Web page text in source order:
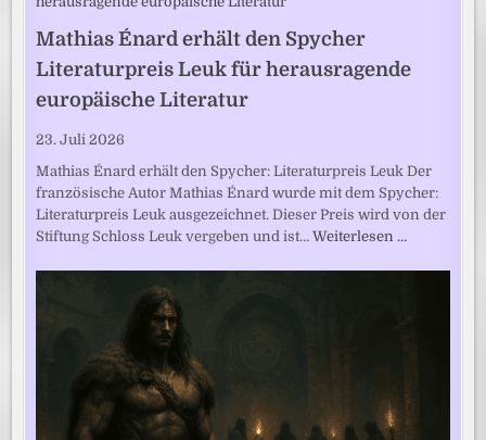
Mathias Énard erhält den Spycher
Literaturpreis Leuk für herausragende
europäische Literatur
23. Juli 2026
Mathias Énard erhält den Spycher: Literaturpreis Leuk Der
französische Autor Mathias Énard wurde mit dem Spycher:
Literaturpreis Leuk ausgezeichnet. Dieser Preis wird von der
Stiftung Schloss Leuk vergeben und ist…Weiterlesen …